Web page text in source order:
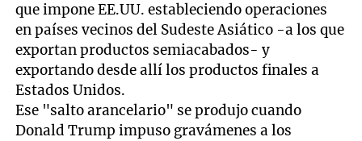
que impone EE.UU. estableciendo operaciones
en países vecinos del Sudeste Asiático -a los que
exportan productos semiacabados- y
exportando desde allí los productos finales a
Estados Unidos.
Ese "salto arancelario" se produjo cuando
Donald Trump impuso gravámenes a los